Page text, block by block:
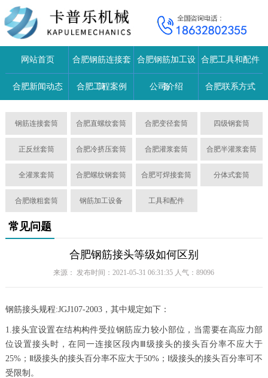
网站首页 合肥钢筋连接套
筒
合肥钢筋加工设
备
合肥工具和配件
合肥新闻动态 合肥工程案例 公司介绍 合肥联系方式
钢筋连接套筒 合肥直螺纹套筒 合肥变径套筒 四级钢套筒
正反丝套筒 合肥冷挤压套筒 合肥灌浆套筒 合肥半灌浆套筒
全灌浆套筒 合肥螺纹钢套筒 合肥可焊接套筒 分体式套筒
合肥镦粗套筒 钢筋加工设备 工具和配件
常见问题
合肥钢筋接头等级如何区别
来源： 发布时间：2021-05-31 06:31:35 人气：89096
钢筋接头规程:JGJ107-2003，其中规定如下：
1.接头宜设置在结构构件受拉钢筋应力较小部位，当需要在高应力部
位设置接头时，在同一连接区段内Ⅲ级接头的接头百分率不应大于
25%；Ⅱ级接头的接头百分率不应大于50%；Ⅰ级接头的接头百分率可不
受限制。